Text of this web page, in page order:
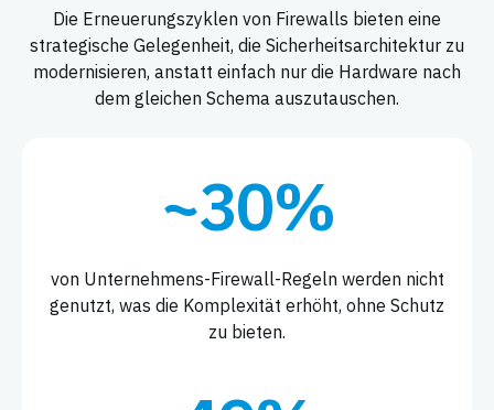
Die Erneuerungszyklen von Firewalls bieten eine
strategische Gelegenheit, die Sicherheitsarchitektur zu
modernisieren, anstatt einfach nur die Hardware nach
dem gleichen Schema auszutauschen.
~30%
von Unternehmens-Firewall-Regeln werden nicht
genutzt, was die Komplexität erhöht, ohne Schutz
zu bieten.